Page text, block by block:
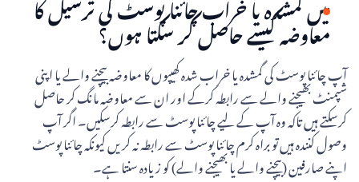
میں گمشدہ یا خراب چائنا پوسٹ کی ترسیل کا
معاوضہ کیسے حاصل کر سکتا ہوں؟
آپ چائنا پوسٹ کی گمشدہ یا خراب شدہ کھیپوں کا معاوضہ بیچنے والے یا اپنی
شپمنٹ بھیجنے والے سے رابطہ کرکے اور ان سے معاوضہ مانگ کر حاصل
کرسکتے ہیں تاکہ وہ آپ کے لیے چائنا پوسٹ سے رابطہ کرسکیں۔ اگر آپ
وصول کنندہ ہیں تو براہ کرم چائنا پوسٹ سے رابطہ نہ کریں کیونکہ چائنا پوسٹ
اپنے صارفین (بیچنے والے یا بھیجنے والے) کو زیادہ سنتا ہے۔